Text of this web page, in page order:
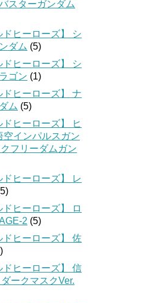
スターガンダム
ドヒーローズ】 シ
ダム (5)
ドヒーローズ】 シ
ゴン (1)
ドヒーローズ】 ナ
ム (5)
ドヒーローズ】 ヒ
空インパルスガン
フリーダムガン
ドヒーローズ】 レ
ドヒーローズ】 ロ
2 (5)
ドヒーローズ】 佐
ドヒーローズ】 信
ークマスクVer.